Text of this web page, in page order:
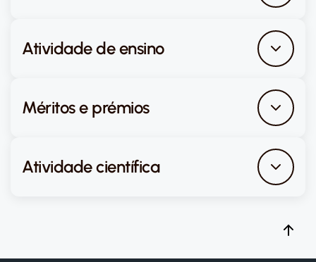
Atividade de ensino
Méritos e prémios
Atividade científica